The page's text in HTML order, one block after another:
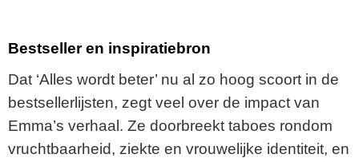
Bestseller en inspiratiebron
Dat ‘Alles wordt beter’ nu al zo hoog scoort in de
bestsellerlijsten, zegt veel over de impact van
Emma’s verhaal. Ze doorbreekt taboes rondom
vruchtbaarheid, ziekte en vrouwelijke identiteit, en